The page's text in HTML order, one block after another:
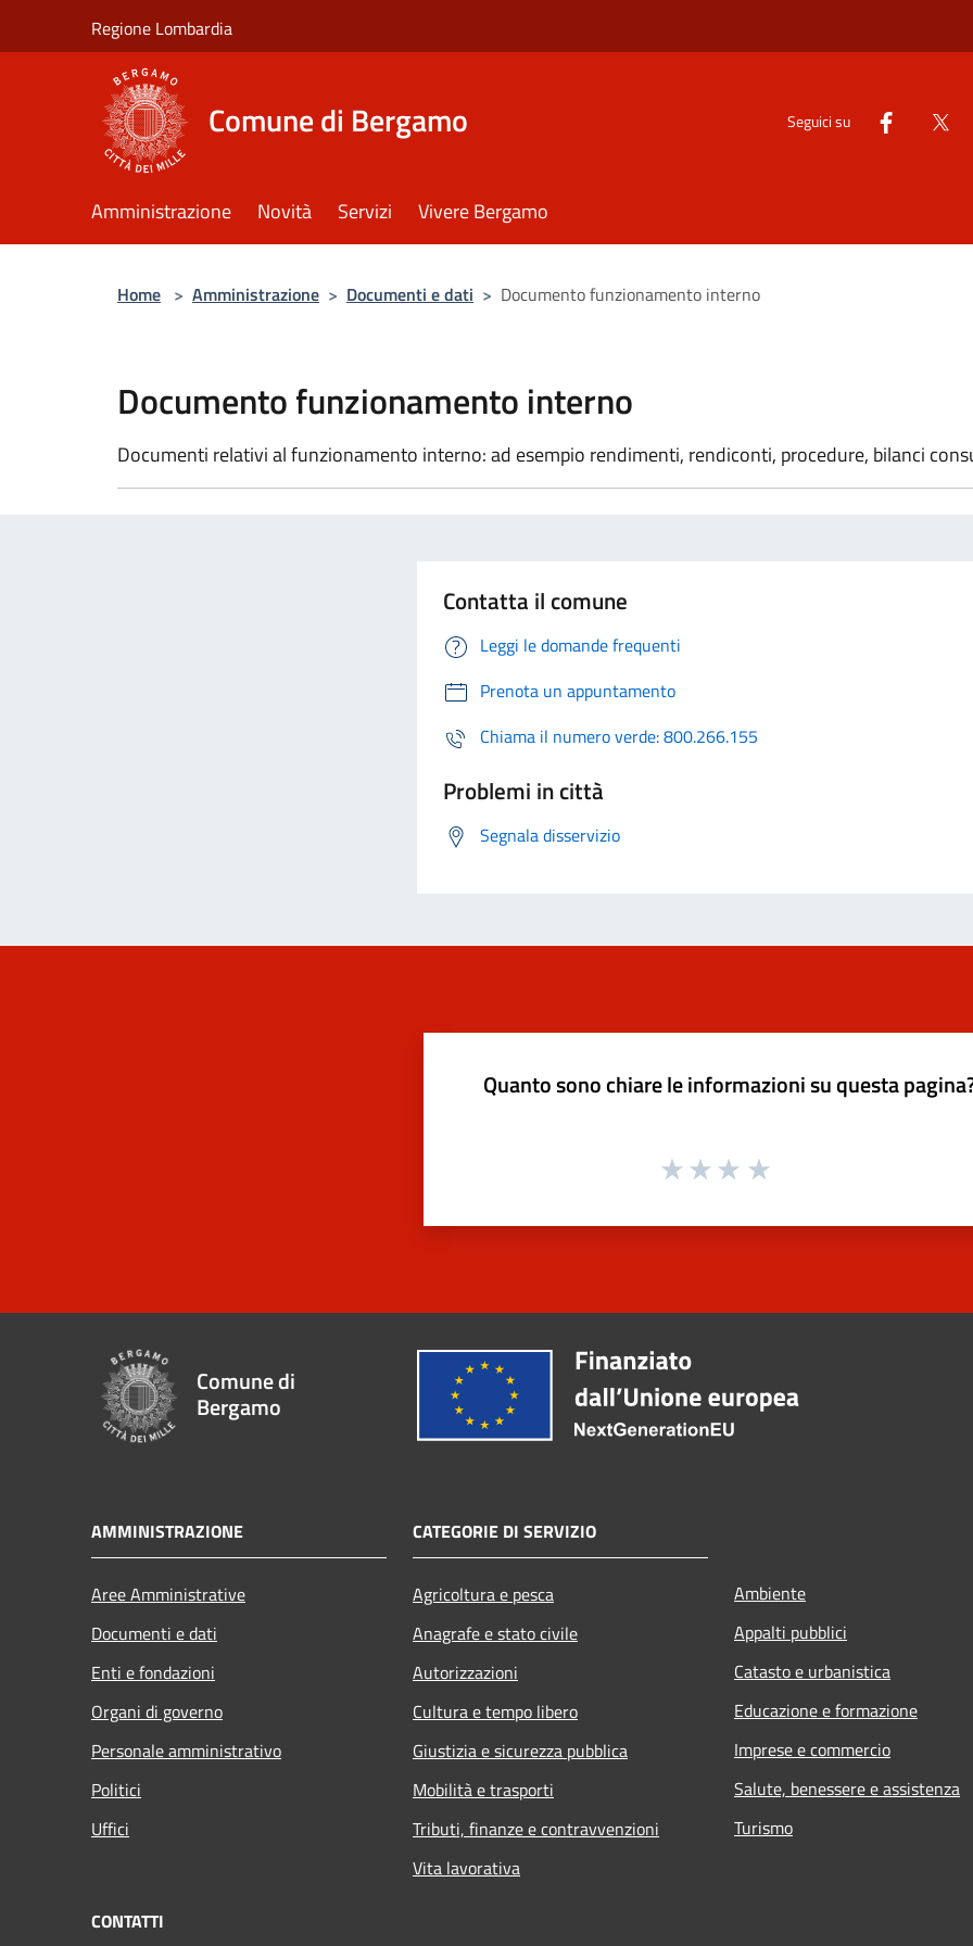
Regione Lombardia
Comune di Bergamo Seguici su
Amministrazione Novità Servizi Vivere Bergamo
Home > Amministrazione > Documenti e dati > Documento funzionamento interno
Documento funzionamento interno
Documenti relativi al funzionamento interno: ad esempio rendimenti, rendiconti, procedure, bilanci
Contatta il comune
Leggi le domande frequenti
Prenota un appuntamento
Chiama il numero verde: 800.266.155
Problemi in città
Segnala disservizio
Quanto sono chiare le informazioni su questa
Comune di
Bergamo
AMMINISTRAZIONE
Aree Amministrative
Documenti e dati
Enti e fondazioni
Organi di governo
Personale amministrativo
Politici
Uffici
CATEGORIE DI SERVIZIO
Agricoltura e pesca
Anagrafe e stato civile
Autorizzazioni
Cultura e tempo libero
Giustizia e sicurezza pubblica
Mobilità e trasporti
Tributi, finanze e contravvenzioni
Vita lavorativa
Ambiente
Appalti pubblici
Catasto e urbanistica
Educazione e formazione
Imprese e commercio
Salute, benessere e assistenza
Turismo
CONTATTI